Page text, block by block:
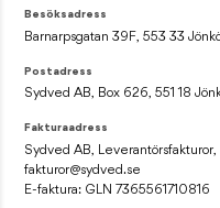
Besöksadress
Barnarpsgatan 39F, 553 33
Postadress
Sydved AB, Box 626, 551 18
Fakturaadress
Sydved AB, Leverantörsfakturor,
fakturor@sydved.se
E-faktura: GLN 7365561710816